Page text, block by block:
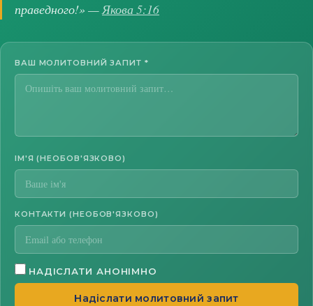
праведного!» —Якова 5:16
ВАШ МОЛИТОВНИЙ ЗАПИТ *
ІМ'Я (НЕОБОВ'ЯЗКОВО)
КОНТАКТИ (НЕОБОВ'ЯЗКОВО)
НАДІСЛАТИ АНОНІМНО
Надіслати молитовний запит